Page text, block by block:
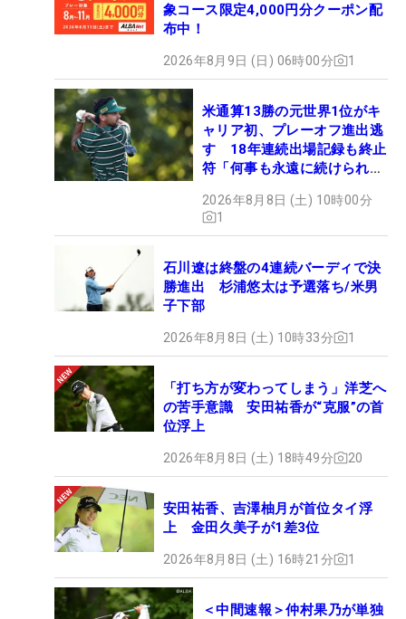
象コース限定4,000円分クーポン配
布中！
2026年8月9日 (日) 06時00分 1
米通算13勝の元世界1位がキ
ャリア初、プレーオフ進出逃
す 18年連続出場記録も終止
符「何事も永遠に続けられな
2026年8月8日 (土) 10時00分
1
石川遼は終盤の4連続バーディで決
勝進出 杉浦悠太は予選落ち/米男
子下部
2026年8月8日 (土) 10時33分 1
「打ち方が変わってしまう」洋芝へ
の苦手意識 安田祐香が“克服”の首
位浮上
2026年8月8日 (土) 18時49分 20
安田祐香、吉澤柚月が首位タイ浮
上 金田久美子が1差3位
2026年8月8日 (土) 16時21分 1
＜中間速報＞仲村果乃が単独